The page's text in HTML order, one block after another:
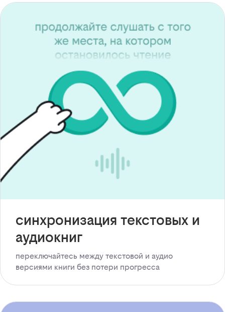
синхронизация текстовых и
аудиокниг
переключайтесь между текстовой и аудио
версиями книги без потери прогресса